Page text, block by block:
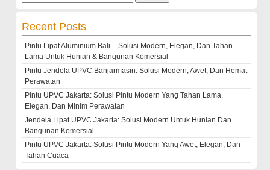
Recent Posts
Pintu Lipat Aluminium Bali – Solusi Modern, Elegan, Dan Tahan
Lama Untuk Hunian & Bangunan Komersial
Pintu Jendela UPVC Banjarmasin: Solusi Modern, Awet, Dan Hemat
Perawatan
Pintu UPVC Jakarta: Solusi Pintu Modern Yang Tahan Lama,
Elegan, Dan Minim Perawatan
Jendela Lipat UPVC Jakarta: Solusi Modern Untuk Hunian Dan
Bangunan Komersial
Pintu UPVC Jakarta: Solusi Pintu Modern Yang Awet, Elegan, Dan
Tahan Cuaca